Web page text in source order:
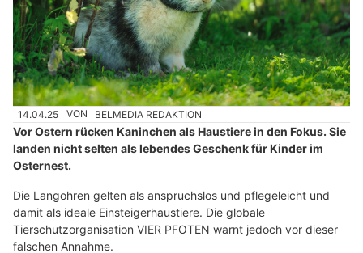
14.04.25 VON BELMEDIA REDAKTION
Vor Ostern rücken Kaninchen als Haustiere in den Fokus. Sie
landen nicht selten als lebendes Geschenk für Kinder im
Osternest.
Die Langohren gelten als anspruchslos und pflegeleicht und
damit als ideale Einsteigerhaustiere. Die globale
Tierschutzorganisation VIER PFOTEN warnt jedoch vor dieser
falschen Annahme.